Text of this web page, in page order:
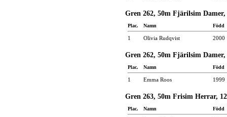
Gren 262, 50m Fjärilsim Damer,
Plac. Namn Född
1 Olivia Rudqvist 2000
Gren 262, 50m Fjärilsim Damer,
Plac. Namn Född
1 Emma Roos 1999
Gren 263, 50m Frisim Herrar,
Plac. Namn Född